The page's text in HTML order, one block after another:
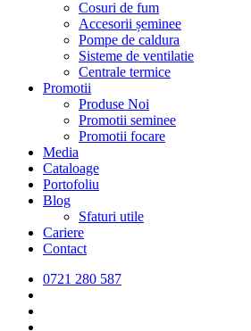
Cosuri de fum
Accesorii șeminee
Pompe de caldura
Sisteme de ventilatie
Centrale termice
Promotii
Produse Noi
Promotii seminee
Promotii focare
Media
Cataloage
Portofoliu
Blog
Sfaturi utile
Cariere
Contact
0721 280 587